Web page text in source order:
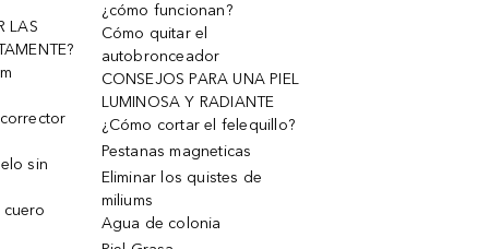
LAS
sin
cuero
¿cómo funcionan?
Cómo quitar el
autobronceador
CONSEJOS PARA UNA PIEL
LUMINOSA Y RADIANTE
¿Cómo cortar el felequillo?
Pestanas magneticas
Eliminar los quistes de
miliums
Agua de colonia